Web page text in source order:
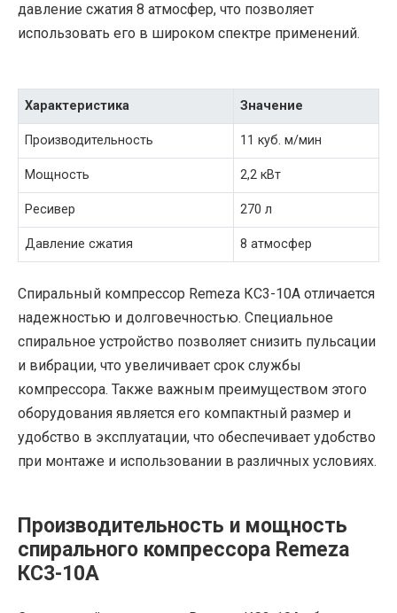
давление сжатия 8 атмосфер, что позволяет
использовать его в широком спектре применений.
Характеристика Значение
Производительность 11 куб. м/мин
Мощность 2,2 кВт
Ресивер 270 л
Давление сжатия 8 атмосфер
Спиральный компрессор Remeza КС3-10А отличается
надежностью и долговечностью. Специальное
спиральное устройство позволяет снизить пульсации
и вибрации, что увеличивает срок службы
компрессора. Также важным преимуществом этого
оборудования является его компактный размер и
удобство в эксплуатации, что обеспечивает удобство
при монтаже и использовании в различных условиях.
Производительность и мощность
спирального компрессора Remeza
КС3-10А